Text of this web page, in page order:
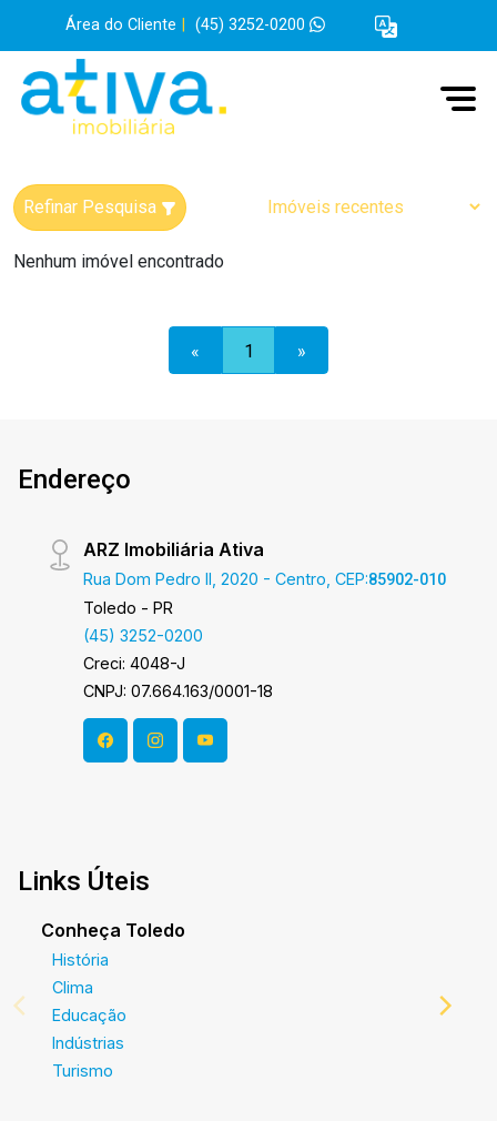
Área do Cliente (45) 3252-0200
Refinar Pesquisa
Nenhum imóvel encontrado
« 1 »
Endereço
ARZ Imobiliária Ativa
Rua Dom Pedro II, 2020 - Centro, CEP:85902-010
Toledo - PR
(45) 3252-0200
Creci: 4048-J
CNPJ: 07.664.163/0001-18
Links Úteis
Conheça Toledo
História
Clima
Educação
Indústrias
Turismo